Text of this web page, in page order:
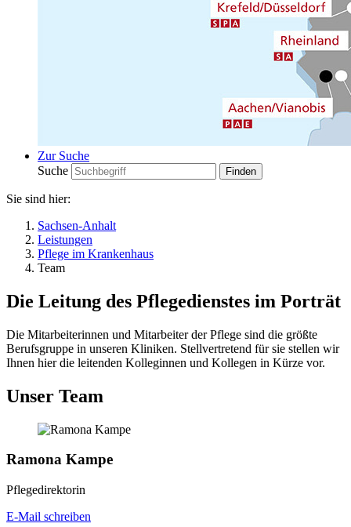
Zur Suche
Suche
Sie sind hier:
Sachsen-Anhalt
Leistungen
Pflege im Krankenhaus
Team
Die Leitung des Pflegedienstes im Porträt
Die Mitarbeiterinnen und Mitarbeiter der Pflege sind die größte
Berufsgruppe in unseren Kliniken. Stellvertretend für sie stellen wir
Ihnen hier die leitenden Kolleginnen und Kollegen in Kürze vor.
Unser Team
Ramona Kampe
Pflegedirektorin
E-Mail schreiben